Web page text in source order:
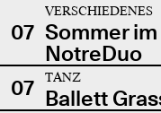
07
VERSCHIEDENES
Sommer
NotreDuo
07
TANZ
Ballett